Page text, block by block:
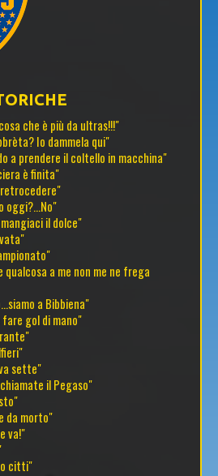
che è più da ultras!!!"
Io dammela qui"
a prendere il coltello in macchina"
è finita"
oggi?...No"
il dolce"
qualcosa a me non me ne frega
a Bibbiena"
gol di mano"
sette"
il Pegaso"
da morto"
va!"
citti"